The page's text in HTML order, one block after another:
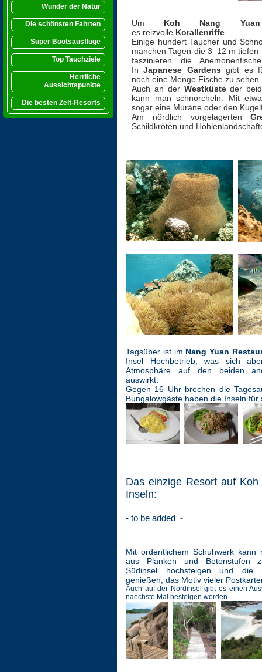
Wunder der Natur
Die schönsten Fahrten
Super Bootsausflüge
Top Tauchziele
Herrliche
Aussichtspunkte
Die besten Zelt-Resorts
Um
Koh Nang Yuan
es reizvolle Korallenriffe
Einige hundert Taucher und
manchen Tagen die 3–12 m
faszinieren die
InJapanese Gardens gibt es
noch eine Menge Fische zu sehen.
Auch an der Westküste der
kann man schnorcheln. Mit
sogar eine Muräne oder den
Am nördlich vorgelagerten
Schildkröten und
Tagsüber ist im Nang Yuan
Insel Hochbetrieb, was sich
Atmosphäre auf den beiden
auswirkt.
Gegen 16 Uhr brechen die
Bungalowgäste haben die Inseln für
Das einzige Resort auf
Inseln:
- to be added -
Mit ordentlichem Schuhwerk
aus Planken und Betonstufen
Südinsel hochsteigen und die
genießen, das Motiv vieler
Auch auf der Nordinsel gibt es einen
naechste Mal besteigen werden.